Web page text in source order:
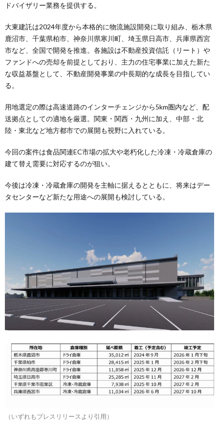
ドバイザリー業務を提供する。
大東建託は2024年度から本格的に物流施設開発に取り組み、栃木県
鹿沼市、千葉県柏市、神奈川県寒川町、埼玉県日高市、兵庫県西宮
市など、全国で開発を推進。各施設は不動産投資信託（リート）や
ファンドへの売却を前提としており、主力の住宅事業に加えた新た
な収益基盤として、不動産開発事業の中長期的な成長を目指してい
る。
用地選定の際は高速道路のインターチェンジから5km圏内など、配
送拠点としての適地を厳選。関東・関西・九州に加え、中部・北
陸・東北など地方都市での展開も視野に入れている。
今回の案件は食品関連EC市場の拡大や老朽化した冷凍・冷蔵倉庫の
建て替え需要に対応するのが狙い。
今後は冷凍・冷蔵倉庫の開発を主軸に据えるとともに、将来はデー
タセンターなど新たな用途への展開も検討している。
（いずれもプレスリリースより引用）